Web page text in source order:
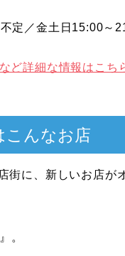
定／金土日15:00～
ど詳細な情報はこち
こんなお店
街に、新しいお店が
。